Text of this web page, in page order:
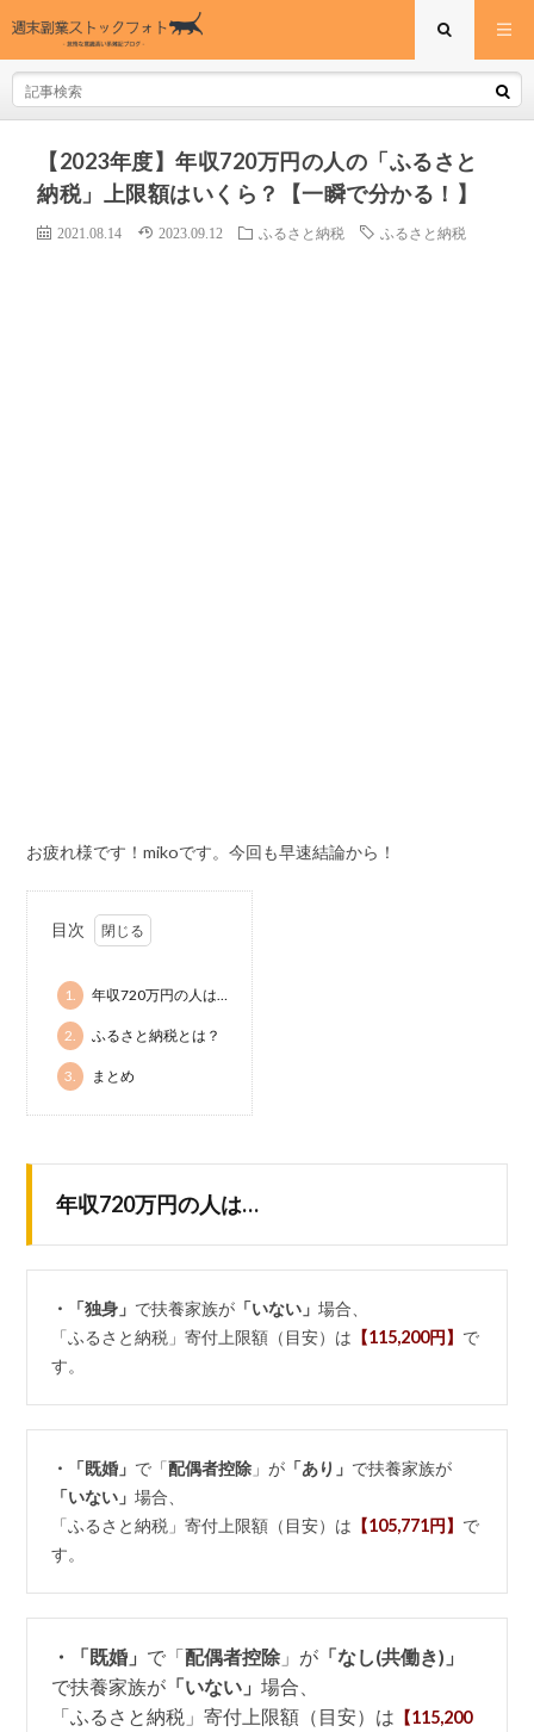
【2023年度】年収720万円の人の「ふるさと
納税」上限額はいくら？【一瞬で分かる！】
2021.08.14 2023.09.12 ふるさと納税 ふるさと納税
お疲れ様です！mikoです。今回も早速結論から！
目次
1. 年収720万円の人は…
2. ふるさと納税とは？
3. まとめ
年収720万円の人は…
・「独身」 で扶養家族が 「いない」場合、
「ふるさと納税」寄付上限額（目安）は 【115,200円】 で
す。
・「既婚」 で「配偶者控除 」が 「あり」 で扶養家族が
「いない」場合、
「ふるさと納税」寄付上限額（目安）は 【105,771円】 で
す。
・「既婚」 で「配偶者控除 」が 「なし(共働き)」
で扶養家族が 「いない」場合、
「ふるさと納税」寄付上限額（目安）は 【115,200